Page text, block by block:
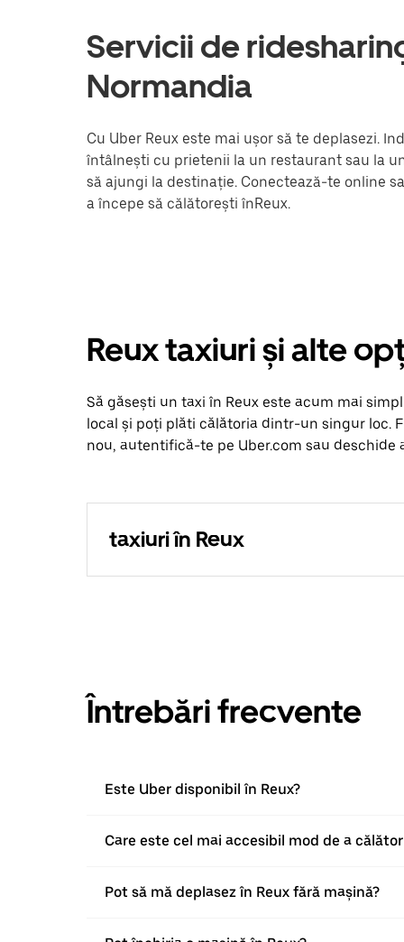
Servicii de
Normandia
Cu Uber Reux este mai ușor să te deplasezi.
întâlnești cu prietenii la un restaurant sau la
să ajungi la destinație. Conectează-te online
a începe să călătorești înReux.
Reux taxiuri și alte
Să găsești un taxi în Reux este acum mai
local și poți plăti călătoria dintr-un singur loc.
nou, autentifică-te pe Uber.com sau deschide
taxiuri în Reux
Întrebări frecvente
Este Uber disponibil în Reux?
Care este cel mai accesibil mod de a
Pot să mă deplasez în Reux fără mașină?